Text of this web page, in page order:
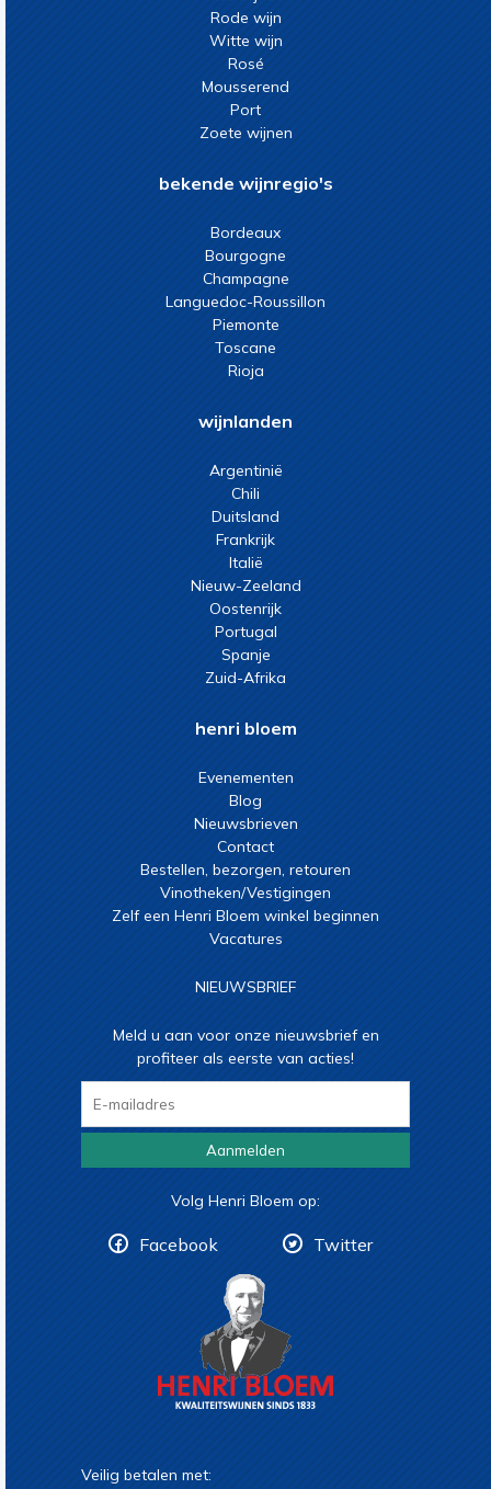
Rode wijn
Witte wijn
Rosé
Mousserend
Port
Zoete wijnen
bekende wijnregio's
Bordeaux
Bourgogne
Champagne
Languedoc-Roussillon
Piemonte
Toscane
Rioja
wijnlanden
Argentinië
Chili
Duitsland
Frankrijk
Italië
Nieuw-Zeeland
Oostenrijk
Portugal
Spanje
Zuid-Afrika
henri bloem
Evenementen
Blog
Nieuwsbrieven
Contact
Bestellen, bezorgen, retouren
Vinotheken/Vestigingen
Zelf een Henri Bloem winkel beginnen
Vacatures
NIEUWSBRIEF
Meld u aan voor onze nieuwsbrief en
profiteer als eerste van acties!
Aanmelden
Volg Henri Bloem op:
Facebook Twitter
Veilig betalen met: